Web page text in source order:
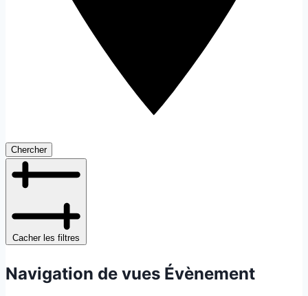
Chercher
Cacher les filtres
Navigation de vues Évènement